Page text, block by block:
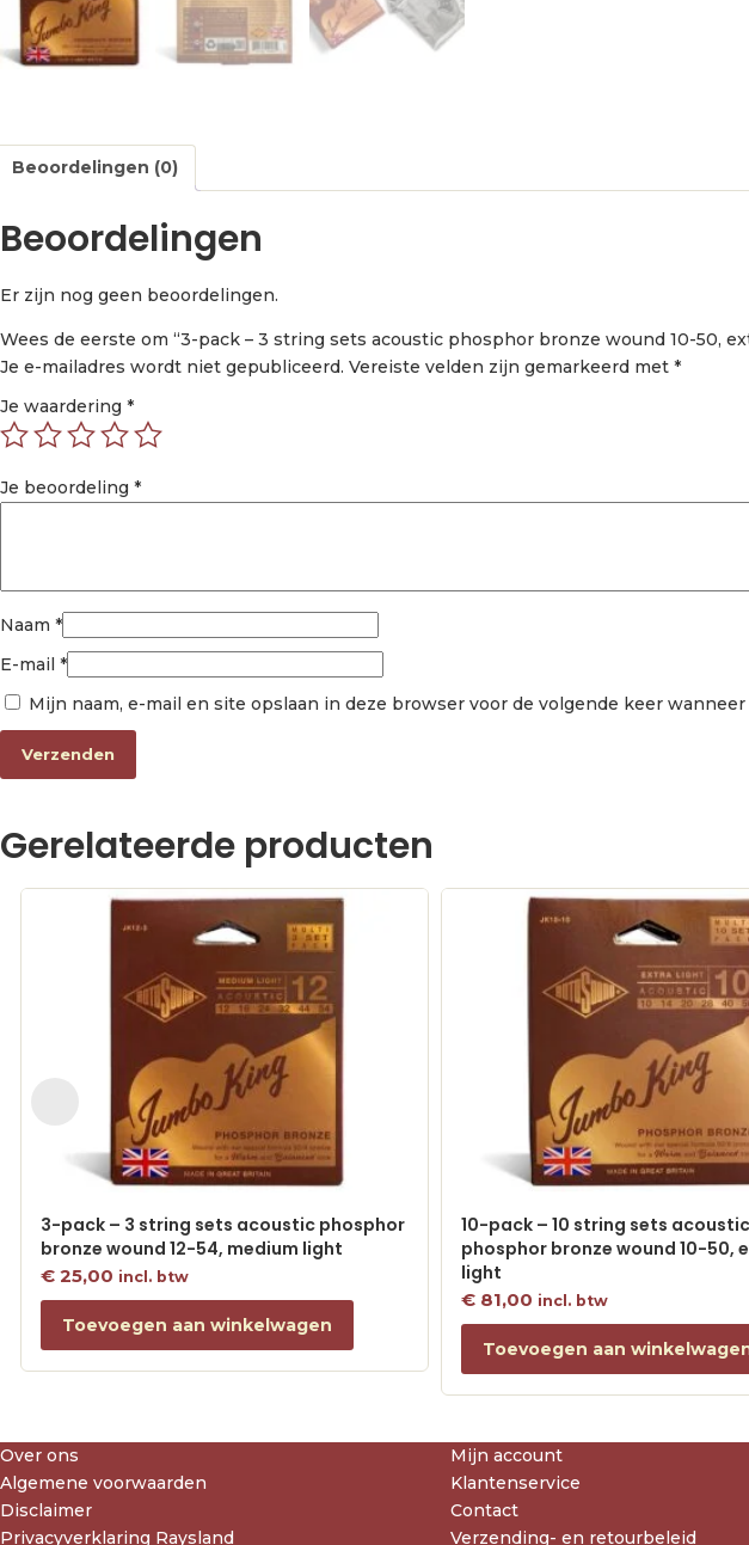
Beoordelingen (0)
Beoordelingen
Er zijn nog geen beoordelingen.
Wees de eerste om “3-pack – 3 string sets acoustic phosphor bronze wound 10-50,
Je e-mailadres wordt niet gepubliceerd. Vereiste velden zijn gemarkeerd met *
Je waardering *
Je beoordeling *
Naam *
E-mail *
Mijn naam, e-mail en site opslaan in deze browser voor de volgende keer
Gerelateerde producten
3-pack – 3 string sets acoustic phosphor
bronze wound 12-54, medium light
€ 25,00 incl. btw
Toevoegen aan winkelwagen
10-pack – 10 string sets acoustic
phosphor bronze wound 10-50,
light
€ 81,00 incl. btw
Toevoegen aan
Over ons
Algemene voorwaarden
Disclaimer
Privacyverklaring Raysland
Mijn account
Klantenservice
Contact
Verzending- en retourbeleid